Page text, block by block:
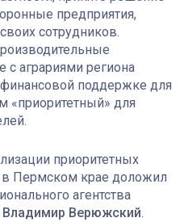
предприятия,
сотрудников.
с аграриями региона
поддержке для
«приоритетный» для
приоритетных
в Пермском крае доложил
агентства
Владимир Верюжский.